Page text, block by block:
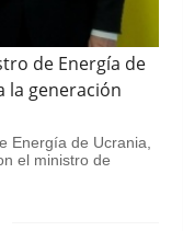
de Energía de
la generación
Energía de Ucrania,
el ministro de